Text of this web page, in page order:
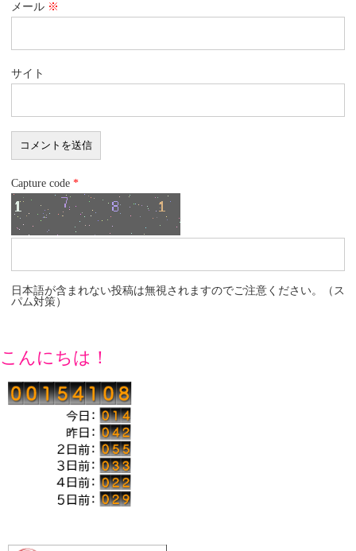
メール ※
サイト
Capture code *
日本語が含まれない投稿は無視されますのでご注意ください。（ス
パム対策）
こんにちは！